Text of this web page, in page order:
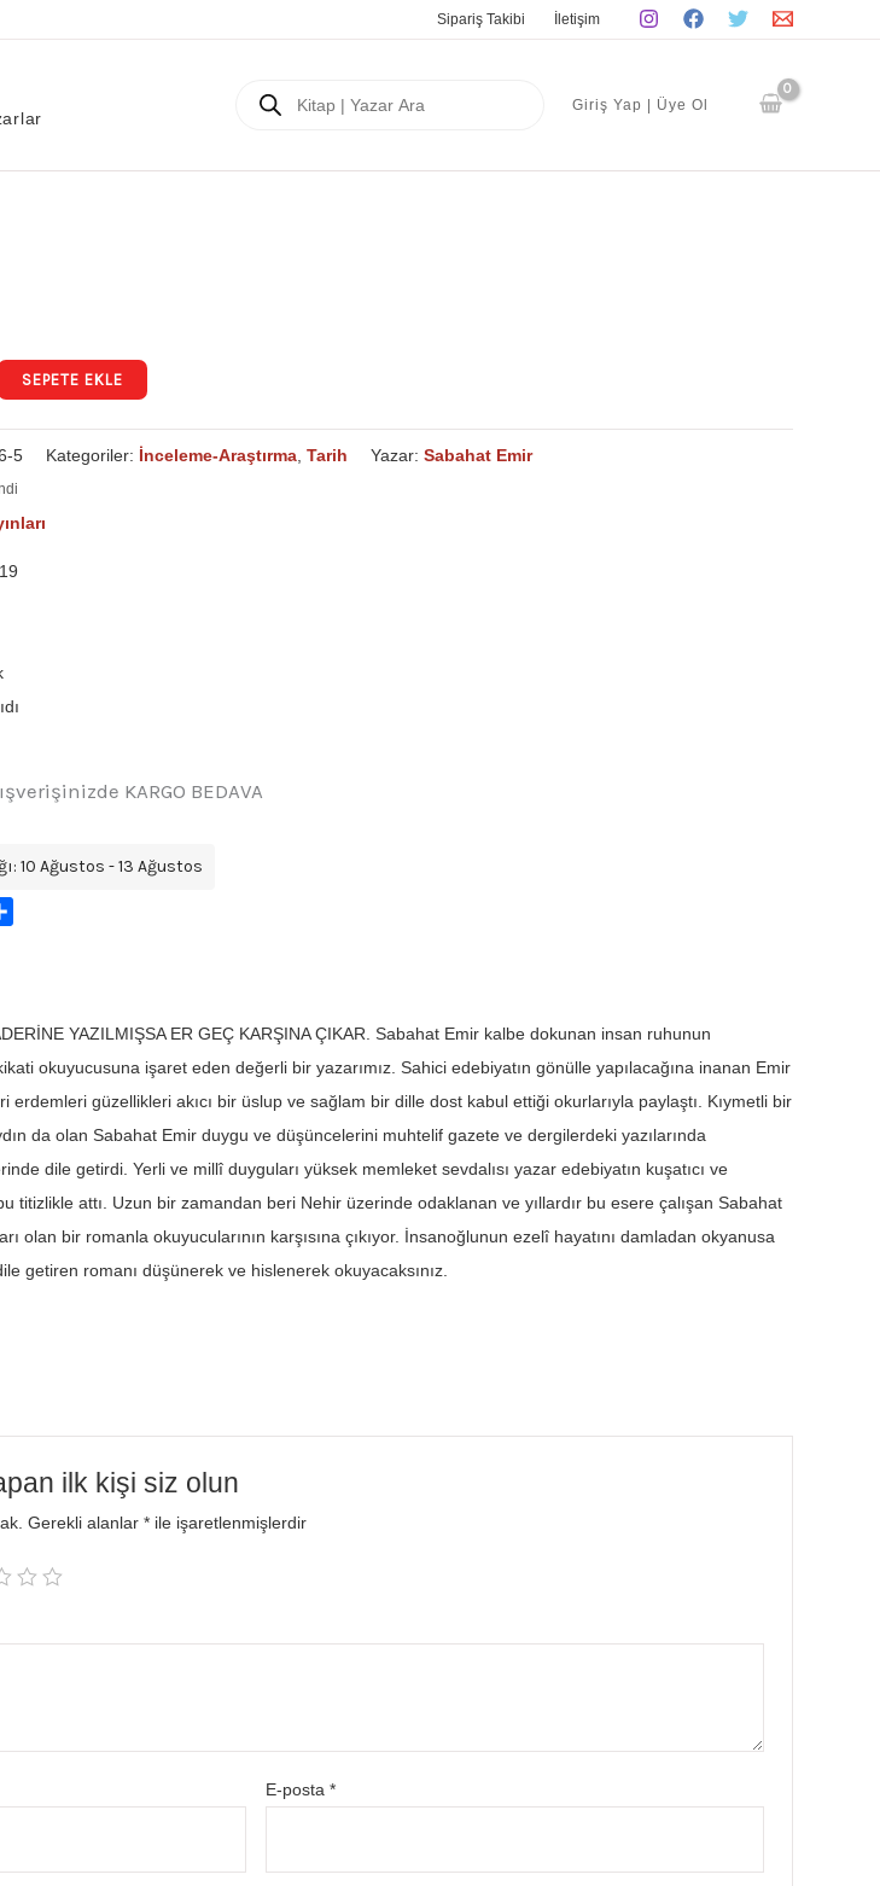
Sipariş Takibi İletişim
search
Giriş Yap | Üye Ol
SEPETE EKLE
5 Kategoriler: İnceleme-Araştırma, Tarih Yazar: Sabahat Emir
KARGO BEDAVA
10 Ağustos - 13 Ağustos
YAZILMIŞSA ER GEÇ KARŞINA ÇIKAR. Sabahat Emir kalbe dokunan insan ruhunun
okuyucusuna işaret eden değerli bir yazarımız. Sahici edebiyatın gönülle yapılacağına inanan Emir
güzellikleri akıcı bir üslup ve sağlam bir dille dost kabul ettiği okurlarıyla paylaştı. Kıymetli bir
da olan Sabahat Emir duygu ve düşüncelerini muhtelif gazete ve dergilerdeki yazılarında
dile getirdi. Yerli ve millî duyguları yüksek memleket sevdalısı yazar edebiyatın kuşatıcı ve
bu titizlikle attı. Uzun bir zamandan beri Nehir üzerinde odaklanan ve yıllardır bu esere çalışan Sabahat
olan bir romanla okuyucularının karşısına çıkıyor. İnsanoğlunun ezelî hayatını damladan okyanusa
getiren romanı düşünerek ve hislenerek okuyacaksınız.
ilk kişi siz olun
Gerekli alanlar* ile işaretlenmişlerdir
E-posta*